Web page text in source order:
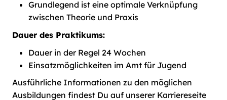
Grundlegend ist eine optimale Verknüpfung
zwischen Theorie und Praxis
Dauer des Praktikums:
Dauer in der Regel 24 Wochen
Einsatzmöglichkeiten im Amt für Jugend
Ausführliche Informationen zu den möglichen
Ausbildungen findest Du auf unserer Karriereseite